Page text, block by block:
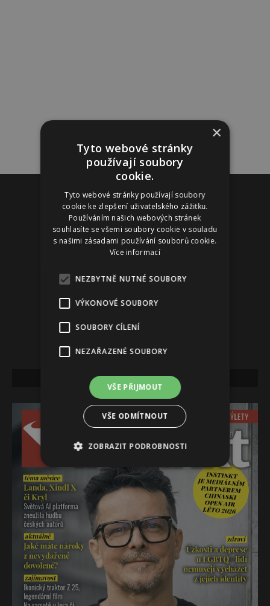
NEJNOVĚJŠÍ VYDÁNÍ
×
Tyto webové stránky
používají soubory
cookie.
Tyto webové stránky používají soubory
cookie ke zlepšení uživatelského zážitku.
Používáním našich webových stránek
souhlasíte se všemi soubory cookie v souladu
s našimi zásadami používání souborů cookie.
Více informací
NEZBYTNĚ NUTNÉ SOUBORY
VÝKONOVÉ SOUBORY
SOUBORY CÍLENÍ
NEZAŘAZENÉ SOUBORY
VŠE PŘIJMOUT
VŠE ODMÍTNOUT
ZOBRAZIT PODROBNOSTI